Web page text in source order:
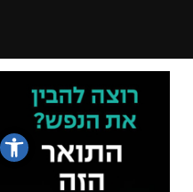
פתח